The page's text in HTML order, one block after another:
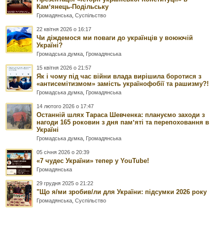
Камʼянець-Подільську
Громадянська ,Суспільство
22 квітня 2026 о 16:17
Чи діждемося ми поваги до українців у воюючій
Україні?
Громадська думка Громадянська
15 квітня 2026 о 21:57
Як і чому під час війни влада вирішила боротися з
«антисемітизмом» замість українофобії та рашизму?!
Громадська думка Громадянська
14 лютого 2026 о 17:47
Останній шлях Тараса Шевченка: плануємо заходи з
нагоди 165 роковин з дня памʼяті та перепоховання в
Україні
Громадська думка Громадянська
05 січня 2026 о 20:39
«7 чудес України» тепер у YouTube!
Громадянська
29 грудня 2025 о 21:22
"Що я/ми зробив/ли для України: підсумки 2026 року
Громадянська ,Суспільство